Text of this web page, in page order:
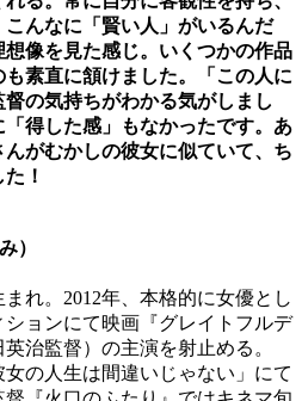
んなに「賢い人」がいるんだ
像を見た感じ。いくつかの作品
素直に頷けました。「この人に
の気持ちがわかる気がしまし
得した感」もなかったです。あ
がむかしの彼女に似ていて、ち
！
）
れ。2012年、本格的に女優とし
ョンにて映画『グレイトフルデ
治監督）の主演を射止める。
の人生は間違いじゃない」にて